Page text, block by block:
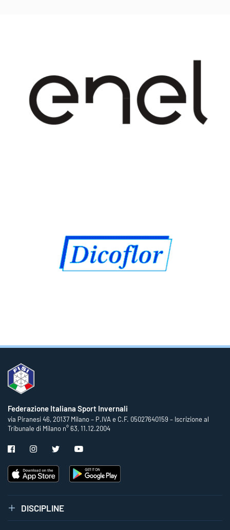
Federazione Italiana Sport Invernali
via Piranesi 46, 20137 Milano – P.IVA e C.F. 05027640159 – Iscrizione al
Tribunale di Milano n° 63, 11.12.2004
DISCIPLINE